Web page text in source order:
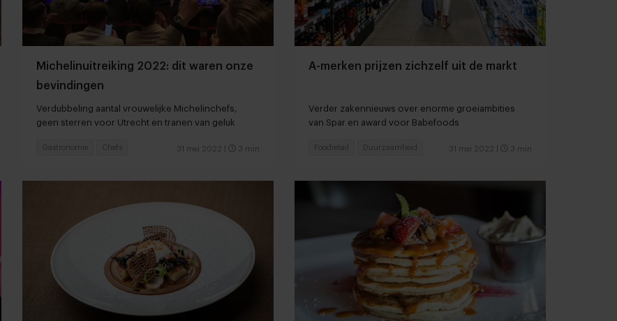
Michelinuitreiking 2022: dit waren onze
bevindingen
Verdubbeling aantal vrouwelijke Michelinchefs,
geen sterren voor Utrecht en tranen van geluk
31 mei 2022 3 min
Gastronomie Chefs
A-merken prijzen zichzelf uit de markt
Verder zakennieuws over enorme groeiambities
van Spar en award voor Babefoods
31 mei 2022 3 min
Foodretail Duurzaamheid